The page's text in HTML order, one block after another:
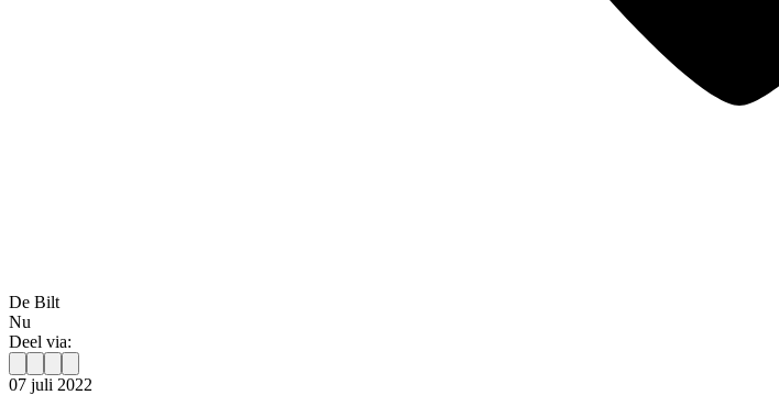
De Bilt
Nu
Deel via:
07 juli 2022